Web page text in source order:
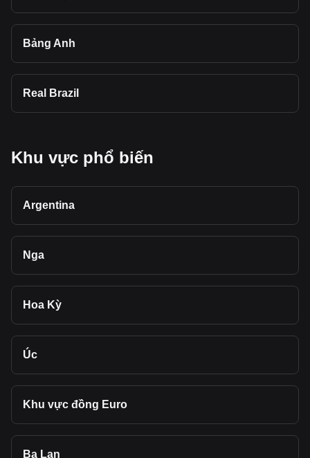
Bảng Anh
Real Brazil
Khu vực phổ biến
Argentina
Nga
Hoa Kỳ
Úc
Khu vực đồng Euro
Ba Lan